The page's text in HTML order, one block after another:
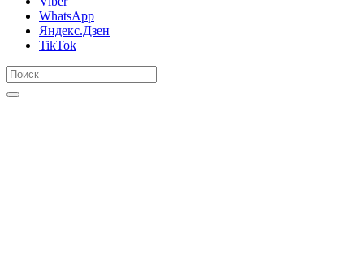
WhatsApp
Яндекс.Дзен
TikTok